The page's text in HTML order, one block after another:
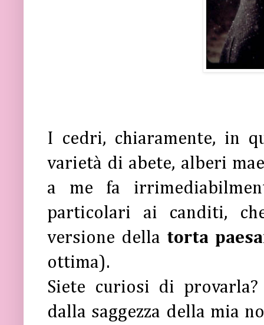
I cedri, chiaramente, in
varietà di abete, alberi
a me fa
particolari ai canditi,
versione della torta
ottima).
Siete curiosi di
dalla saggezza della mia